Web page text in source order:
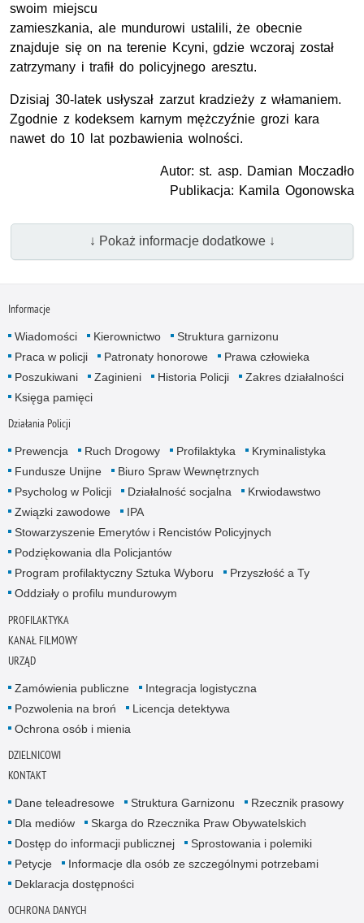
swoim miejscu
zamieszkania, ale mundurowi ustalili, że obecnie
znajduje się on na terenie Kcyni, gdzie wczoraj został
zatrzymany i trafił do policyjnego aresztu.
Dzisiaj 30-latek usłyszał zarzut kradzieży z włamaniem.
Zgodnie z kodeksem karnym mężczyźnie grozi kara
nawet do 10 lat pozbawienia wolności.
Autor: st. asp. Damian Moczadło
Publikacja: Kamila Ogonowska
↓ Pokaż informacje dodatkowe ↓
Informacje
Wiadomości Kierownictwo
Struktura garnizonu
Praca w policji
Patronaty honorowe
Prawa człowieka
Poszukiwani
Zaginieni Historia Policji
Zakres działalności
Księga pamięci
Działania Policji
Prewencja Ruch Drogowy Profilaktyka
Kryminalistyka
Fundusze Unijne
Biuro Spraw Wewnętrznych
Psycholog w Policji
Działalność socjalna
Krwiodawstwo
Związki zawodowe
IPA
Stowarzyszenie Emerytów i Rencistów Policyjnych
Podziękowania dla Policjantów
Program profilaktyczny Sztuka Wyboru
Przyszłość a Ty
Oddziały o profilu mundurowym
PROFILAKTYKA
KANAŁ FILMOWY
URZĄD
Zamówienia publiczne
Integracja logistyczna
Pozwolenia na broń
Licencja detektywa
Ochrona osób i mienia
DZIELNICOWI
KONTAKT
Dane teleadresowe Struktura Garnizonu
Rzecznik prasowy
Dla mediów
Skarga do Rzecznika Praw Obywatelskich
Dostęp do informacji publicznej
Sprostowania i polemiki
Petycje
Informacje dla osób ze szczególnymi potrzebami
Deklaracja dostępności
OCHRONA DANYCH